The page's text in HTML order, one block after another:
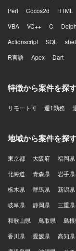
Perl
Cocos2d HTML
VBA
VC++ C
Actionscript
SQL
R言語
Apex Dart
特徴から案件を探
リモート可 週1勤務
地域から案件を探
東京都 大阪府 福岡県
北海道
青森県 岩手県
栃木県
群馬県 新潟県
岐阜県
静岡県 三重県
和歌山県
鳥取県 島
香川県
愛媛県 高知県